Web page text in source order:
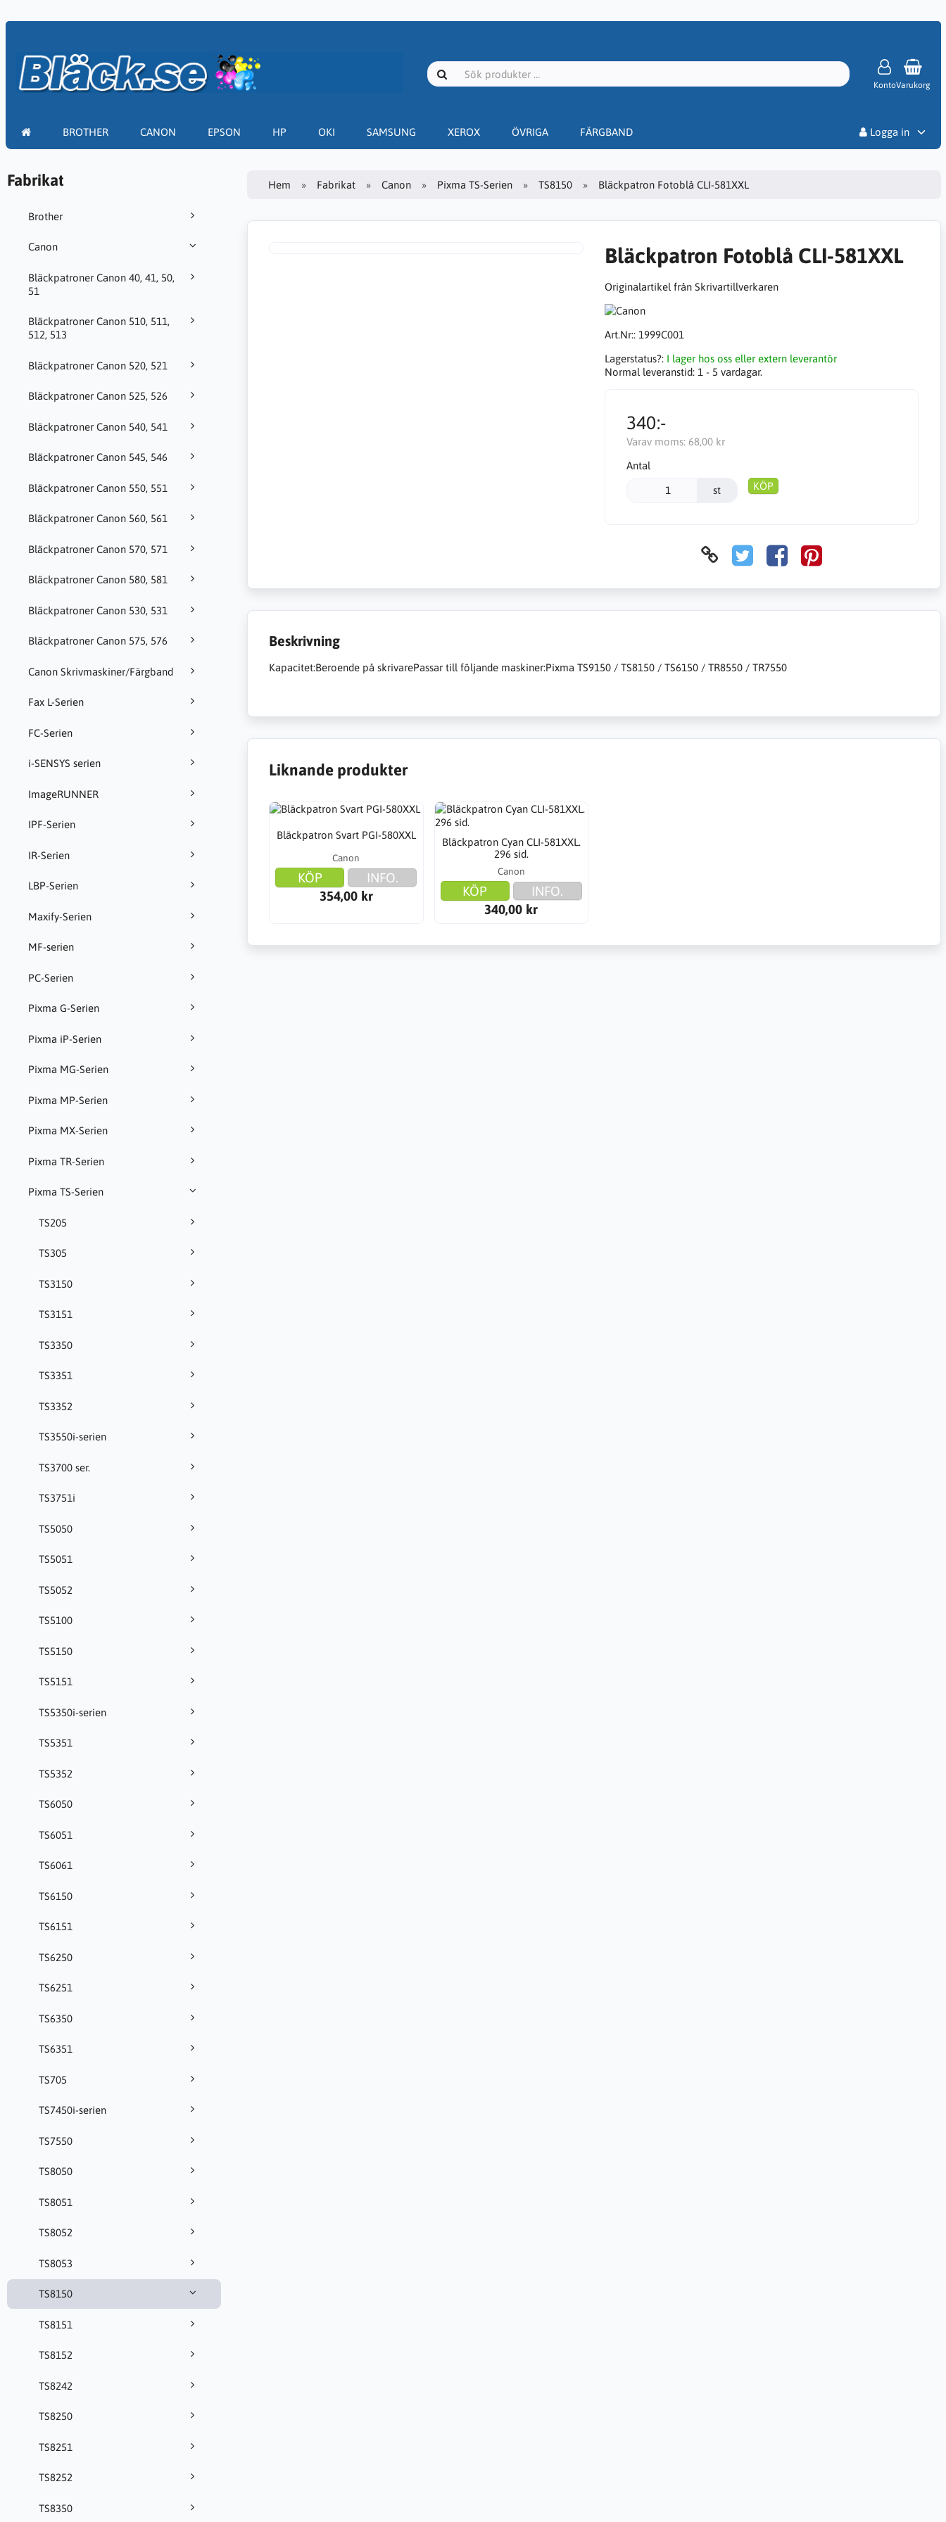
KontoVarukorg
BROTHER CANON EPSON HP OKI SAMSUNG XEROX ÖVRIGA FÄRGBAND
Logga in
Fabrikat
Brother
Canon
Bläckpatroner Canon 40, 41, 50,
51
Bläckpatroner Canon 510, 511,
512, 513
Bläckpatroner Canon 520, 521
Bläckpatroner Canon 525, 526
Bläckpatroner Canon 540, 541
Bläckpatroner Canon 545, 546
Bläckpatroner Canon 550, 551
Bläckpatroner Canon 560, 561
Bläckpatroner Canon 570, 571
Bläckpatroner Canon 580, 581
Bläckpatroner Canon 530, 531
Bläckpatroner Canon 575, 576
Canon Skrivmaskiner/Färgband
Fax L-Serien
FC-Serien
i-SENSYS serien
ImageRUNNER
IPF-Serien
IR-Serien
LBP-Serien
Maxify-Serien
MF-serien
PC-Serien
Pixma G-Serien
Pixma iP-Serien
Pixma MG-Serien
Pixma MP-Serien
Pixma MX-Serien
Pixma TR-Serien
Pixma TS-Serien
TS205
TS305
TS3150
TS3151
TS3350
TS3351
TS3352
TS3550i-serien
TS3700 ser.
TS3751i
TS5050
TS5051
TS5052
TS5100
TS5150
TS5151
TS5350i-serien
TS5351
TS5352
TS6050
TS6051
TS6061
TS6150
TS6151
TS6250
TS6251
TS6350
TS6351
TS705
TS7450i-serien
TS7550
TS8050
TS8051
TS8052
TS8053
TS8150
TS8151
TS8152
TS8242
TS8250
TS8251
TS8252
TS8350
Hem Fabrikat Canon Pixma TS-Serien TS8150 Bläckpatron Fotoblå CLI-581XXL
Bläckpatron Fotoblå CLI-581XXL
Originalartikel från Skrivartillverkaren
Art.Nr:: 1999C001
Lagerstatus?: I lager hos oss eller extern leverantör
Normal leveranstid: 1 - 5 vardagar.
340:-
Varav moms: 68,00 kr
Antal
st KÖP
Beskrivning
Kapacitet:Beroende på skrivarePassar till följande maskiner:Pixma TS9150 / TS8150 / TS6150 / TR8550 / TR7550
Liknande produkter
Bläckpatron Svart PGI-580XXL
Canon
KÖP
INFO.
354,00 kr
Bläckpatron Cyan CLI-581XXL.
296 sid.
Canon
KÖP
INFO.
340,00 kr